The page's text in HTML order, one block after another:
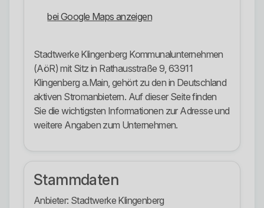
bei Google Maps anzeigen
Stadtwerke Klingenberg Kommunalunternehmen
(AöR) mit Sitz in Rathausstraße 9, 63911
Klingenberg a.Main, gehört zu den in Deutschland
aktiven Stromanbietern. Auf dieser Seite finden
Sie die wichtigsten Informationen zur Adresse und
weitere Angaben zum Unternehmen.
Stammdaten
Anbieter: Stadtwerke Klingenberg